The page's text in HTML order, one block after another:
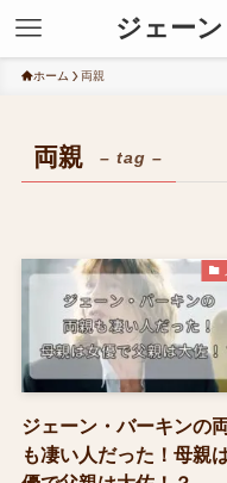
ジェー
ホーム 両親
両親 – tag –
ジェーン・バーキンの
も凄い人だった！母親